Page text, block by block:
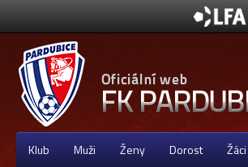
Klub Muži Ženy Dorost Žáci